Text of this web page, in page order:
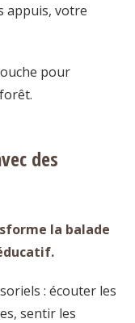
appuis, votre
pour
des
la balade
: écouter les
sentir les